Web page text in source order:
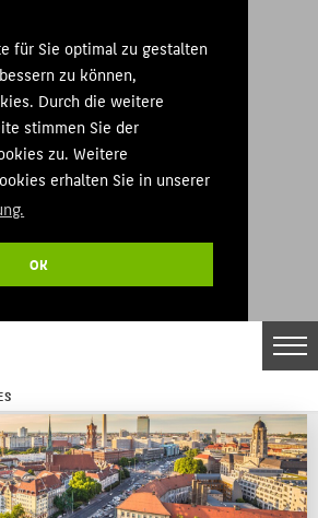
für Sie optimal zu gestalten
zu können,
Durch die weitere
stimmen Sie der
zu. Weitere
erhalten Sie in unserer
OK
EN
UNS